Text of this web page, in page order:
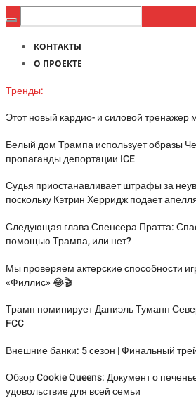
КОНТАКТЫ
О ПРОЕКТЕ
Тренды:
Этот новый кардио- и силовой тренажер
Белый дом Трампа использует образы
пропаганды депортации ICE
Судья приостанавливает штрафы за
поскольку Кэтрин Херридж подает
Следующая глава Спенсера Пратта:
помощью Трампа, или нет?
Мы проверяем актерские способности
«Филлис» 😂🎬
Трамп номинирует Даниэль Туманн
FCC
Внешние банки: 5 сезон | Финальный
Обзор Cookie Queens: Документ о
удовольствие для всей семьи